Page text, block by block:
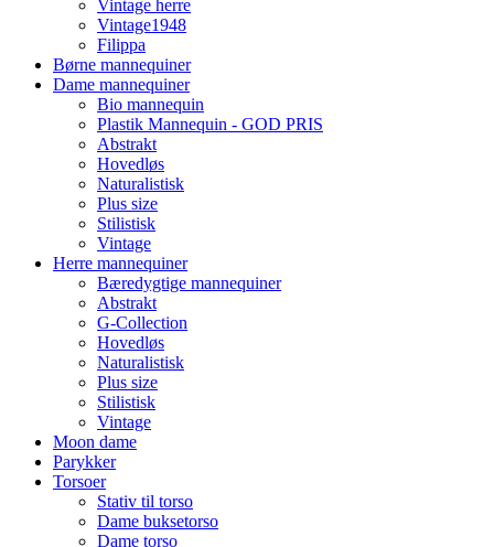
Vintage herre
Vintage1948
Filippa
Børne mannequiner
Dame mannequiner
Bio mannequin
Plastik Mannequin - GOD PRIS
Abstrakt
Hovedløs
Naturalistisk
Plus size
Stilistisk
Vintage
Herre mannequiner
Bæredygtige mannequiner
Abstrakt
G-Collection
Hovedløs
Naturalistisk
Plus size
Stilistisk
Vintage
Moon dame
Parykker
Torsoer
Stativ til torso
Dame buksetorso
Dame torso